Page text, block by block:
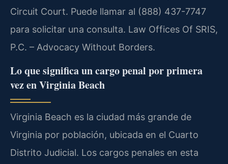
Circuit Court. Puede llamar al (888) 437-7747
para solicitar una consulta. Law Offices Of SRIS,
P.C. – Advocacy Without Borders.
Lo que significa un cargo penal por primera
vez en Virginia Beach
Virginia Beach es la ciudad más grande de
Virginia por población, ubicada en el Cuarto
Distrito Judicial. Los cargos penales en esta